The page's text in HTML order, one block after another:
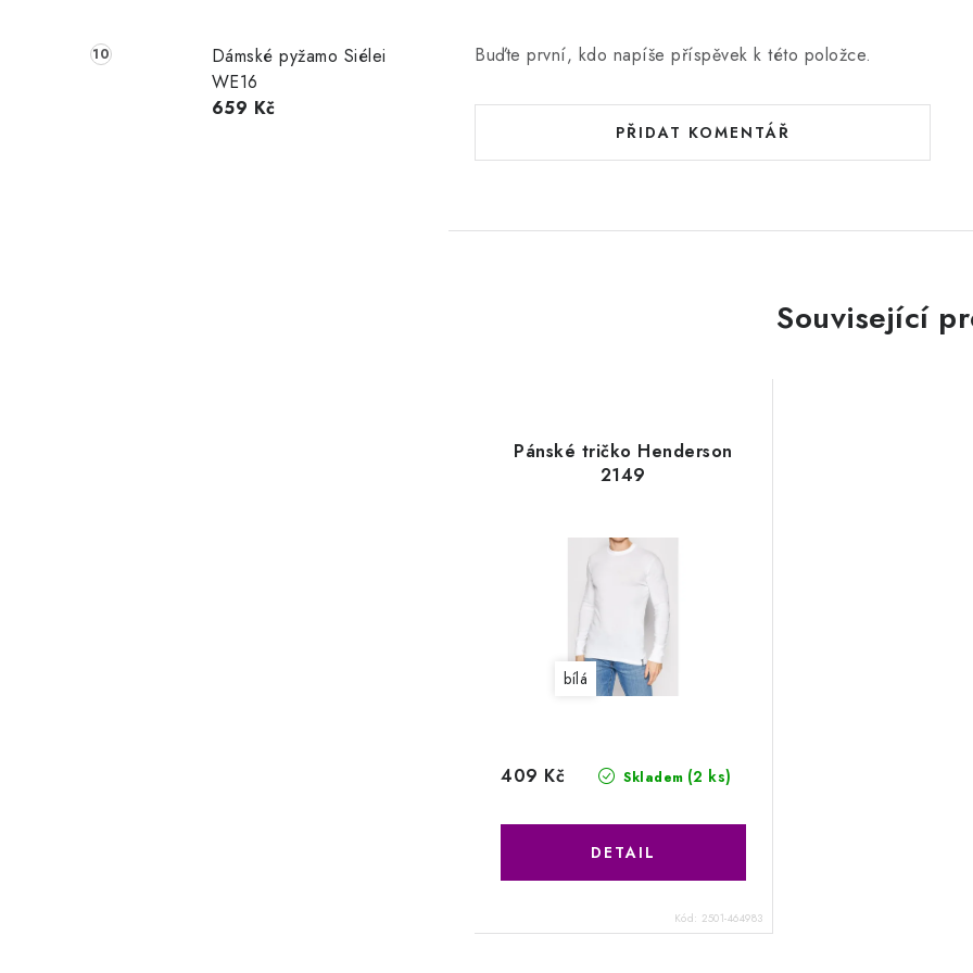
Dámské pyžamo Siélei
WE16
659 Kč
Buďte první, kdo napíše příspěvek k této položce.
PŘIDAT KOMENTÁŘ
Související
Pánské tričko Henderson
2149
bílá
Skladem (2 ks)
409 Kč
Kód: 2501-464983